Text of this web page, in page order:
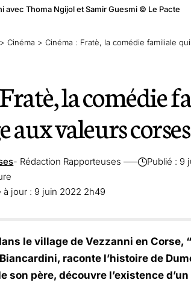
avec Thoma Ngijol et Samir Guesmi © Le Pacte
> Cinéma > Cinéma : Fratè, la comédie familiale
la comédie
aux valeurs corses
à jour : 9 juin 2022 2h49
- Rédaction Rapporteuses
Publié : 9
le village de Vezzanni en Corse,
raconte l’histoire de
son père, découvre l’existence